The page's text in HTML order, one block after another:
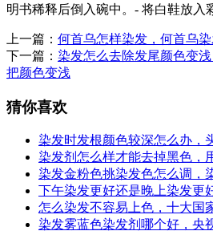
明书稀释后倒入碗中。- 将白鞋放入
上一篇： 何首乌怎样染发，何首乌
下一篇： 染发怎么去除发尾颜色变
把颜色变浅
猜你喜欢
染发时发根颜色较深怎么办，
染发剂怎么样才能去掉黑色，
染发金粉色挑染发色怎么调，
下午染发更好还是晚上染发更
怎么染发不容易上色，十大国
染发雾蓝色染发剂哪个好，央